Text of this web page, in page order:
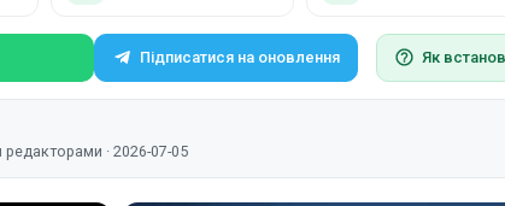
Підписатися на оновлення Як
· 2026-07-05